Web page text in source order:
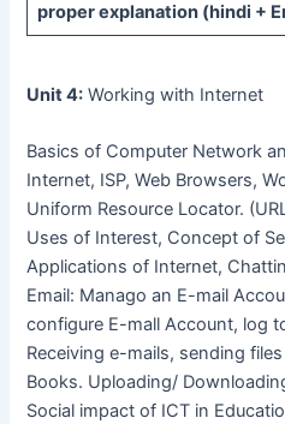
proper explanation (hindi +
Unit 4: Working with Internet
Basics of Computer Network
Internet, ISP, Web Browsers,
Uniform Resource Locator.
Uses of Interest, Concept of
Applications of Internet,
Email: Manago an E-mail
configure E-mall Account, log
Receiving e-mails, sending
Books. Uploading/
Social impact of ICT in